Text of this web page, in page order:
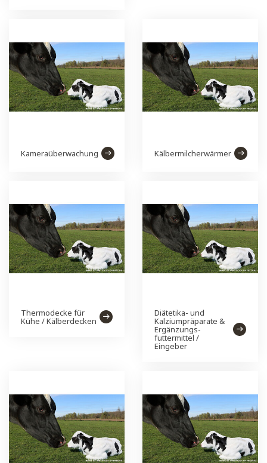
Kameraüberwachung Kälbermilcherwärmer
Thermodecke für
Kühe / Kälberdecken
Diätetika- und
Kalziumpräparate &
Ergänzungs-
futtermittel /
Eingeber